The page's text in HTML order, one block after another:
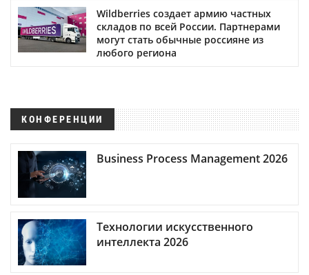
Wildberries создает армию частных
складов по всей России. Партнерами
могут стать обычные россияне из
любого региона
КОНФЕРЕНЦИИ
Business Process Management 2026
Технологии искусственного
интеллекта 2026